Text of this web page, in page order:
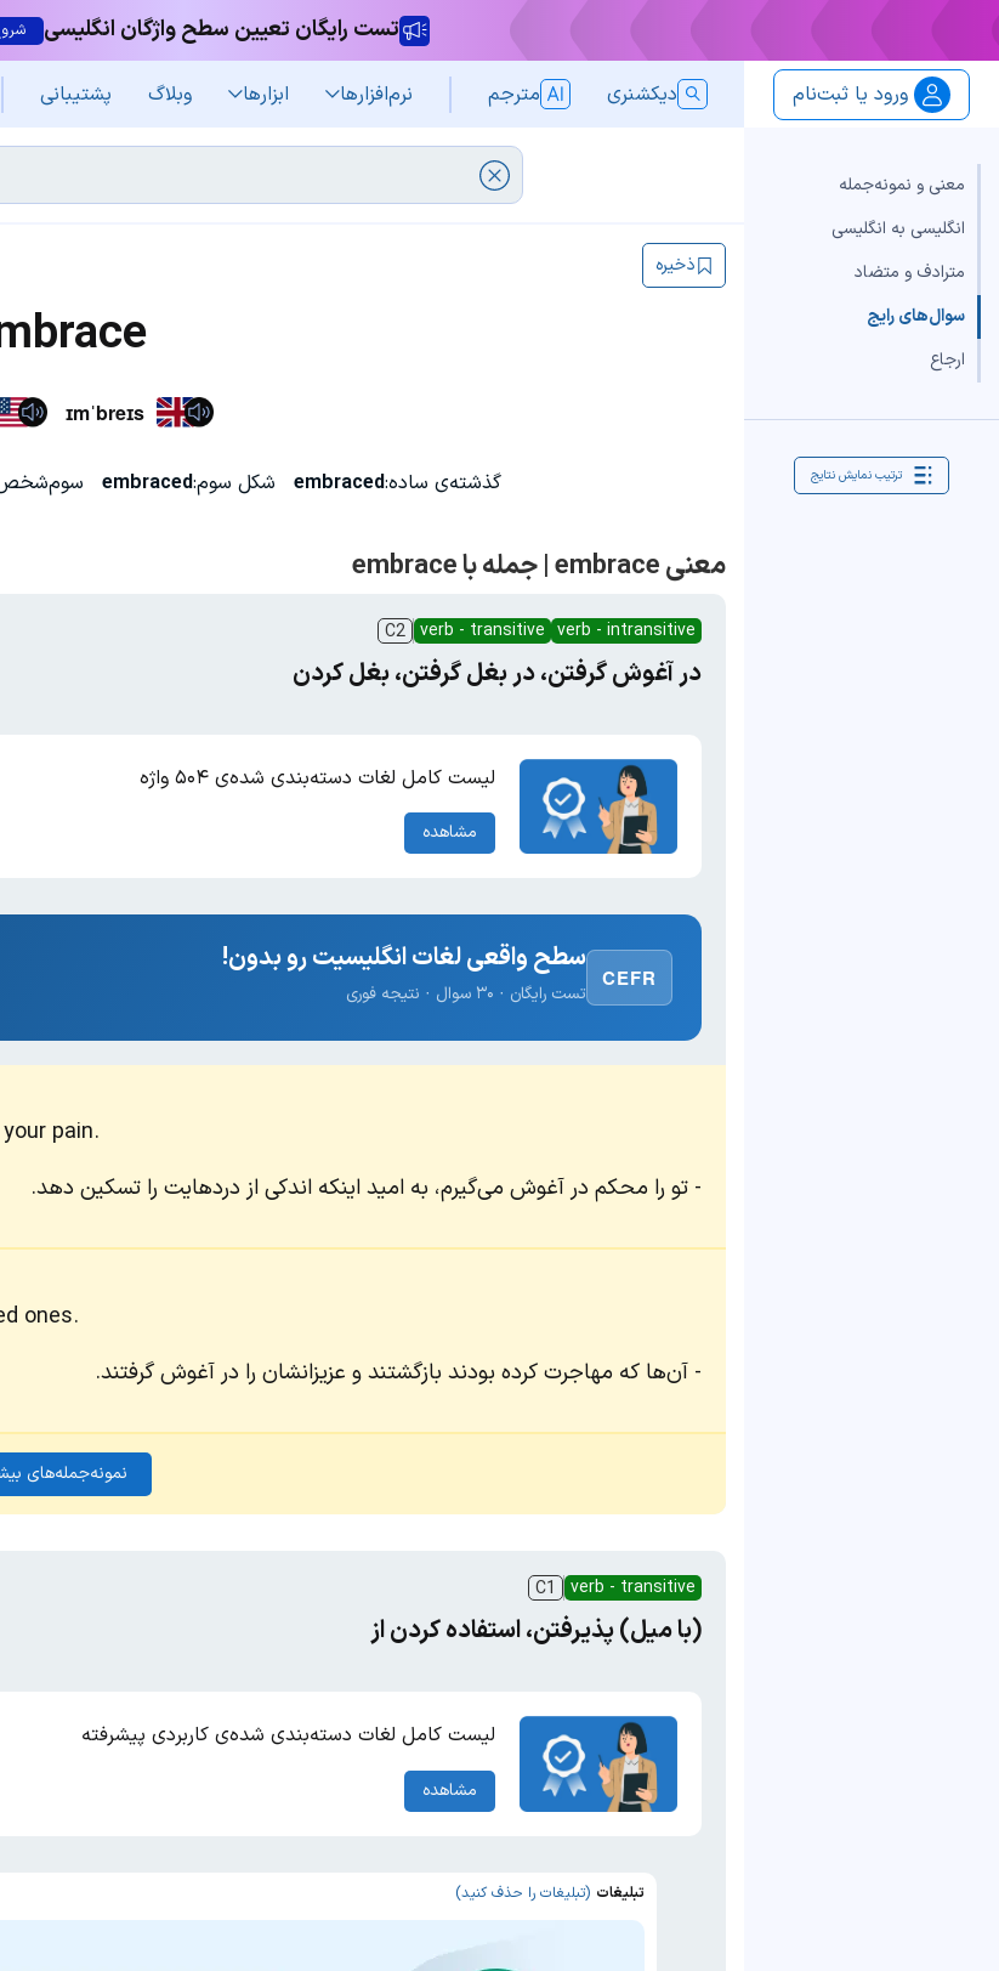
تست رایگان تعیین سطح واژگان انگلیسی
ورود یا ثبت‌نام دیکشنری مترجم نرم‌افزار‌ها ابزارها وبلاگ پشتیبانی
معنی و نمونه‌جمله
انگلیسی به انگلیسی
مترادف و متضاد
سوال‌های رایج
ارجاع
ترتیب نمایش نتایج
ذخیره
ɪmˈbreɪs
گذشته‌ی ساده:embraced شکل سوم:embraced سوم‌شخص
معنی embrace | جمله با embrace
verb - intransitive
verb - transitive
C2
در آغوش گرفتن، در بغل گرفتن، بغل کردن
لیست کامل لغات دسته‌بندی شده‌ی ۵۰۴ واژه
مشاهده
CEFR
سطح واقعی لغات انگلیسیت رو بدون!
تست رایگان · ۳۰ سوال · نتیجه فوری
pain.‬
تو را محکم در آغوش می‌گیرم، به امید اینکه اندکی از دردهایت را تسکین دهد.
ones.
آن‌ها که مهاجرت کرده بودند بازگشتند و عزیزانشان را در آغوش گرفتند.
نمونه‌جمله‌های
verb - transitive
C1
(با میل) پذیرفتن، استفاده کردن از
لیست کامل لغات دسته‌بندی شده‌ی کاربردی پیشرفته
مشاهده
تبلیغات (تبلیغات را حذف کنید)